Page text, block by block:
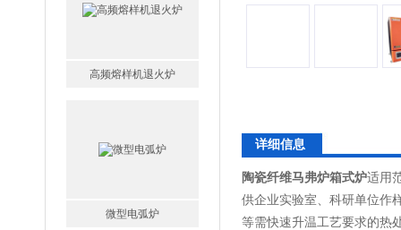
详细信息
陶瓷纤维马弗炉箱式炉适用
供企业实验室、科研单位作
等需快速升温工艺要求的热